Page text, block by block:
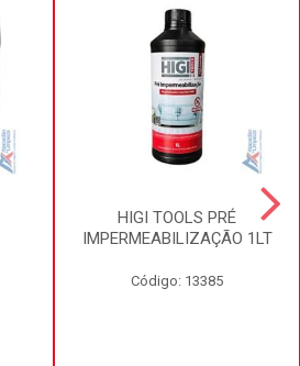
HIGI TOOLS PRÉ
IMPERMEABILIZAÇÃO 1LT
Código: 13385